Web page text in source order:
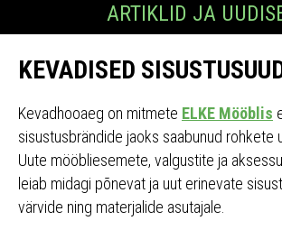
ARTIKLID JA
KEVADISED
Kevadhooaeg on mitmete ELKE Mööblis
sisustusbrändide jaoks saabunud rohkete
Uute mööbliesemete, valgustite ja
leiab midagi põnevat ja uut erinevate
värvide ning materjalide asutajale.